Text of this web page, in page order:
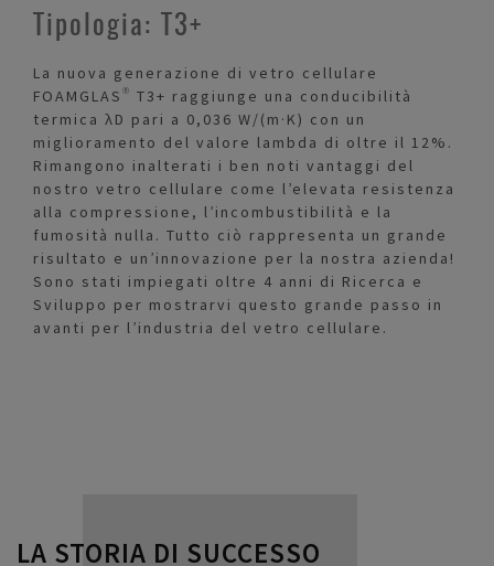
Tipologia: T3+
La nuova generazione di vetro cellulare
FOAMGLAS® T3+ raggiunge una conducibilità
termica λD pari a 0,036 W/(m·K) con un
miglioramento del valore lambda di oltre il 12%.
Rimangono inalterati i ben noti vantaggi del
nostro vetro cellulare come l’elevata resistenza
alla compressione, l’incombustibilità e la
fumosità nulla. Tutto ciò rappresenta un grande
risultato e un’innovazione per la nostra azienda!
Sono stati impiegati oltre 4 anni di Ricerca e
Sviluppo per mostrarvi questo grande passo in
avanti per l’industria del vetro cellulare.
LA STORIA DI SUCCESSO